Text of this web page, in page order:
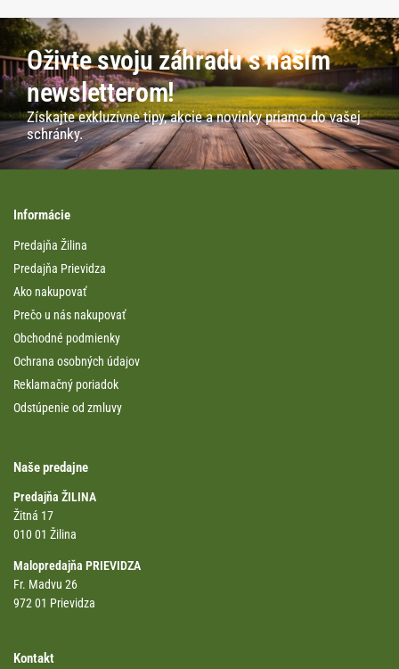
Oživte svoju záhradu s naším
newsletterom!
Získajte exkluzívne tipy, akcie a novinky priamo do vašej
schránky.
Informácie
Predajňa Žilina
Predajňa Prievidza
Ako nakupovať
Prečo u nás nakupovať
Obchodné podmienky
Ochrana osobných údajov
Reklamačný poriadok
Odstúpenie od zmluvy
Naše predajne
Predajňa ŽILINA
Žitná 17
010 01 Žilina
Malopredajňa PRIEVIDZA
Fr. Madvu 26
972 01 Prievidza
Kontakt